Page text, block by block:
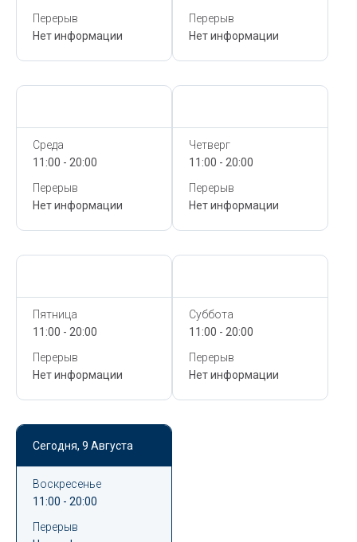
Перерыв
Нет информации
Перерыв
Нет информации
Среда
11:00 - 20:00
Перерыв
Нет информации
Четверг
11:00 - 20:00
Перерыв
Нет информации
Пятница
11:00 - 20:00
Перерыв
Нет информации
Суббота
11:00 - 20:00
Перерыв
Нет информации
Сегодня, 9 Августа
Воскресенье
11:00 - 20:00
Перерыв